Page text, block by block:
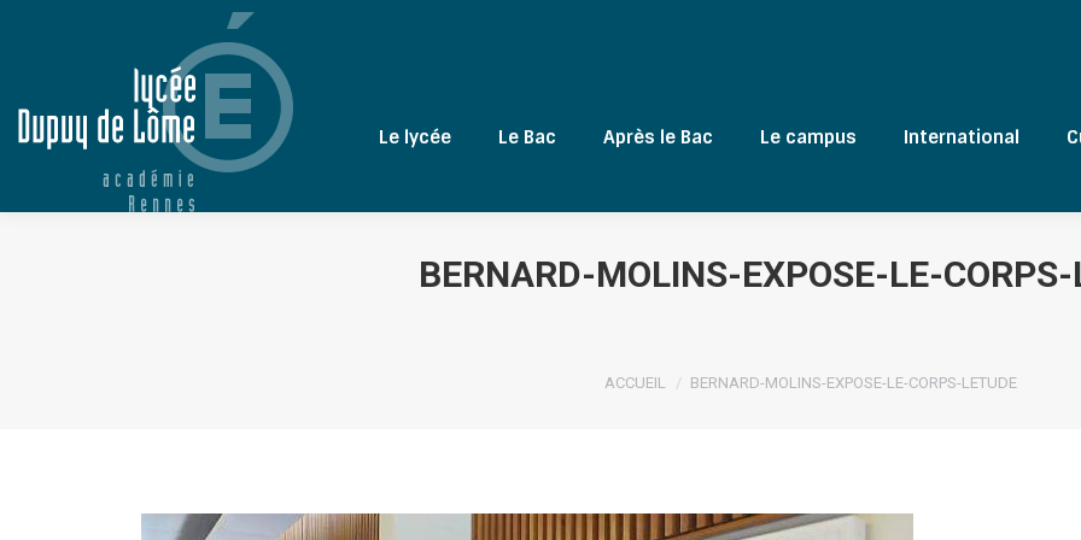
Le lycée Le Bac Après le Bac Le campus International
BERNARD-MOLINS-EXPOSE-LE-
Vous êtes ici :
ACCUEIL BERNARD-MOLINS-EXPOSE-LE-CORPS-LETUDE